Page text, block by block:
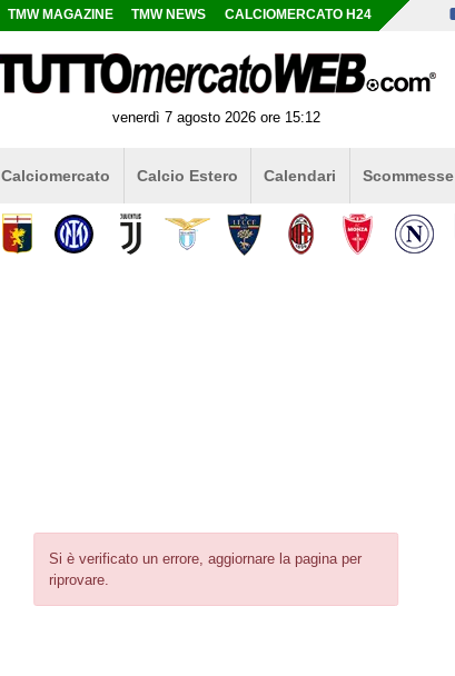
Si è verificato un errore, aggiornare la pagina per
riprovare.
TMW MAGAZINE TMW NEWS CALCIOMERCATO H24
venerdì 7 agosto 2026 ore 15:12
Calciomercato Calcio Estero Calendari Scommesse